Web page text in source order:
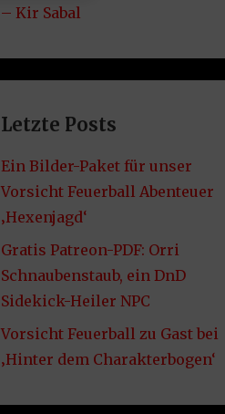
– Kir Sabal
Letzte Posts
Ein Bilder-Paket für unser
Vorsicht Feuerball Abenteuer
‚Hexenjagd‘
Gratis Patreon-PDF: Orri
Schnaubenstaub, ein DnD
Sidekick-Heiler NPC
Vorsicht Feuerball zu Gast bei
‚Hinter dem Charakterbogen‘